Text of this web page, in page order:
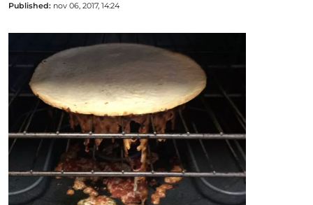
Published: nov 06, 2017, 14:24